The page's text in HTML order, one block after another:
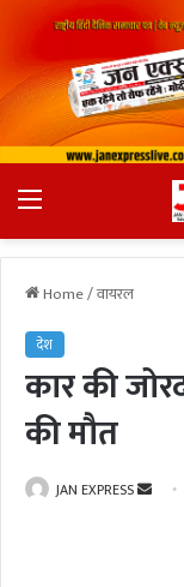
Home/वायरल
देश
कार की
की मौत
JAN EXPRESS